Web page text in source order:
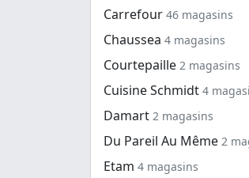
Carrefour 46 magasins
Chaussea 4 magasins
Courtepaille 2 magasins
Cuisine Schmidt 4
Damart 2 magasins
Du Pareil Au Même 2
Etam 4 magasins